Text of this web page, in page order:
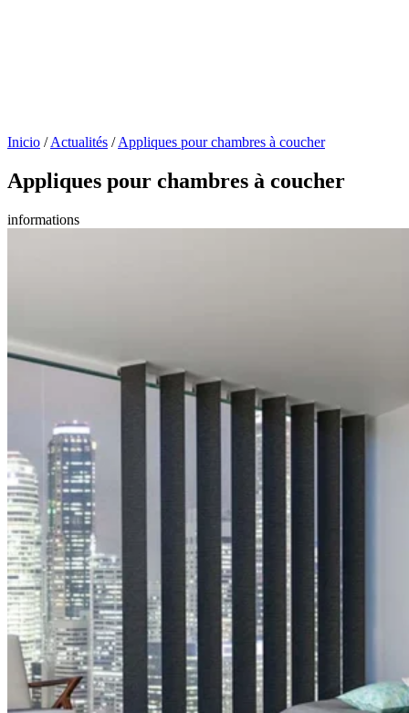
Inicio / Actualités / Appliques pour chambres à coucher
Appliques pour chambres à coucher
informations